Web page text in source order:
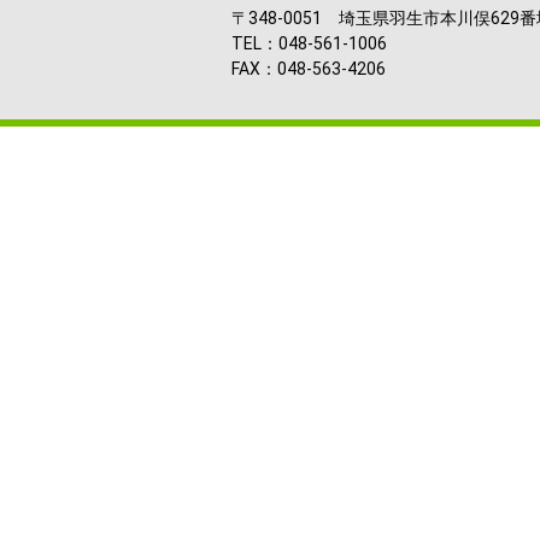
〒348-0051 埼玉県羽生市本川俣629番
TEL：048-561-1006
FAX：048-563-4206